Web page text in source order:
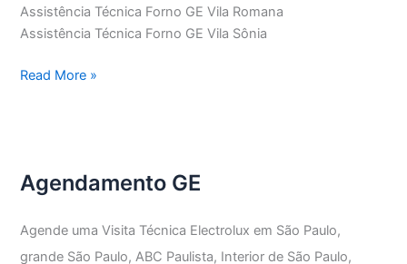
Assistência Técnica Forno GE Vila Romana
Assistência Técnica Forno GE Vila Sônia
Assistência
Read More »
Agendamento GE
Agende uma Visita Técnica Electrolux em São Paulo,
grande São Paulo, ABC Paulista, Interior de São Paulo,